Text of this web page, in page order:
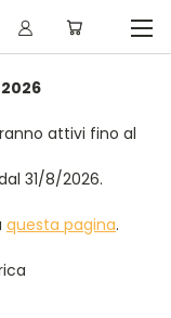
2026
attivi fino al
31/8/2026.
questa pagina.